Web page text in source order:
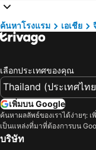
โรงแรม เวียงจันทน์
โรงแรม เกาะลันตา
โรงแรม ภาคตะวันออกเ
โรงแรม ทัสคานี
โรงแรม คาเมรอนไฮแล
โรงแรม ลักเซมเบิร์ก
โรงแรม สิงคโปร์
โรงแรม ซาโมส
ค้นหาโรงแรม เอเชีย
เลือกประเทศของคุณ
เพิ่มบน Google
ค้นหาผลลัพธ์ของเราได้ง่ายๆ:
เป็นแหล่งที่มาที่ต้องการบน
บริษัท